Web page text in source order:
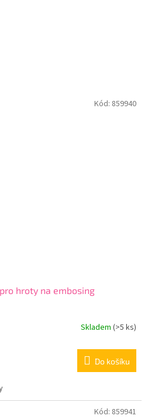
hroty na embosing
Skladem (>5 ks)
Do košíku
Kód: 859940
Kód: 859941